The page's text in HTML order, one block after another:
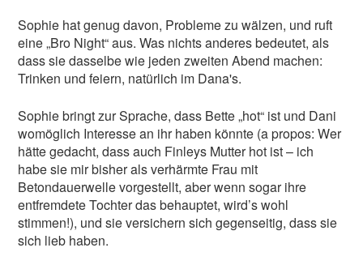
Sophie hat genug davon, Probleme zu wälzen, und ruft
eine „Bro Night“ aus. Was nichts anderes bedeutet, als
dass sie dasselbe wie jeden zweiten Abend machen:
Trinken und feiern, natürlich im Dana's.
Sophie bringt zur Sprache, dass Bette „hot“ ist und Dani
womöglich Interesse an ihr haben könnte (a propos: Wer
hätte gedacht, dass auch Finleys Mutter hot ist – ich
habe sie mir bisher als verhärmte Frau mit
Betondauerwelle vorgestellt, aber wenn sogar ihre
entfremdete Tochter das behauptet, wird’s wohl
stimmen!), und sie versichern sich gegenseitig, dass sie
sich lieb haben.